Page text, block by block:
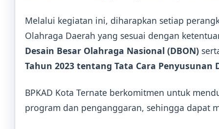
Melalui kegiatan ini, diharapkan setiap
Olahraga Daerah yang sesuai dengan
Desain Besar Olahraga Nasional (DBON)
Tahun 2023 tentang Tata Cara Penyusunan
BPKAD Kota Ternate berkomitmen untuk
program dan penganggaran, sehingga dapat